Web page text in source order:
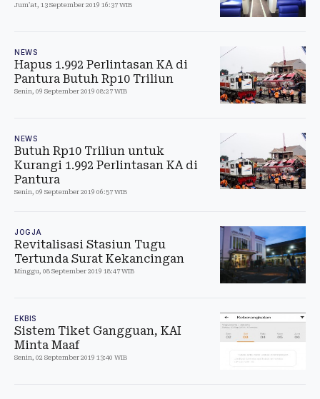
Jum'at, 13 September 2019 16:37 WIB
NEWS
Hapus 1.992 Perlintasan KA di
Pantura Butuh Rp10 Triliun
Senin, 09 September 2019 08:27 WIB
NEWS
Butuh Rp10 Triliun untuk
Kurangi 1.992 Perlintasan KA di
Pantura
Senin, 09 September 2019 06:57 WIB
JOGJA
Revitalisasi Stasiun Tugu
Tertunda Surat Kekancingan
Minggu, 08 September 2019 18:47 WIB
EKBIS
Sistem Tiket Gangguan, KAI
Minta Maaf
Senin, 02 September 2019 13:40 WIB